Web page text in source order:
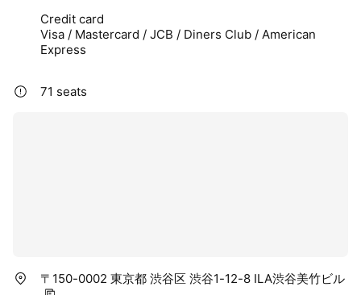
Credit card
Visa / Mastercard / JCB / Diners Club / American
Express
71 seats
〒150-0002 東京都 渋谷区 渋谷1-12-8 ILA渋谷美竹ビル